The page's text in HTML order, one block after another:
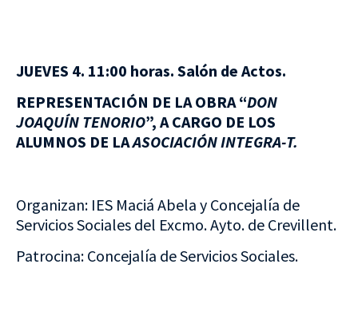
JUEVES 4. 11:00 horas. Salón de Actos.
REPRESENTACIÓN DE LA OBRA “DON
JOAQUÍN TENORIO”, A CARGO DE LOS
ALUMNOS DE LAASOCIACIÓN INTEGRA-T.
Organizan: IES Maciá Abela y Concejalía de
Servicios Sociales del Excmo. Ayto. de Crevillent.
Patrocina: Concejalía de Servicios Sociales.